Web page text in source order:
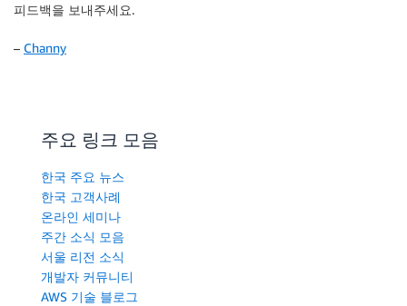
피드백을 보내주세요.
– Channy
주요 링크 모음
한국 주요 뉴스
한국 고객사례
온라인 세미나
주간 소식 모음
서울 리전 소식
개발자 커뮤니티
AWS 기술 블로그